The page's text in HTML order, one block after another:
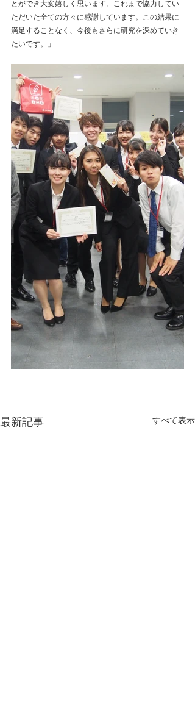
とができ大変嬉しく思います。これまで協力してい
ただいた全ての方々に感謝しています。この結果に
満足することなく、今後もさらに研究を深めていき
たいです。」
最新記事 すべて表示